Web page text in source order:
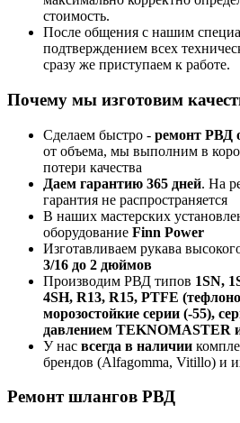
стоимость.
После общения с нашим
подтверждением всех
сразу же приступаем к работе.
Почему мы изготовим
Сделаем быстро - ремонт РВД
от объема, мы выполним в
потери качества
Даем гарантию 365 дней. На
гарантия не распространяется
В наших мастерских
оборудование Finn Power
Изготавливаем рукава
3/16 до 2 дюймов
Производим РВД типов 1SN,
4SH, R13, R15, PTFE
морозостойкие серии (-55),
давлением TEKNOMASTER
У нас всегда в наличии
брендов (Alfagomma, Vitillo) и
Ремонт шлангов РВД